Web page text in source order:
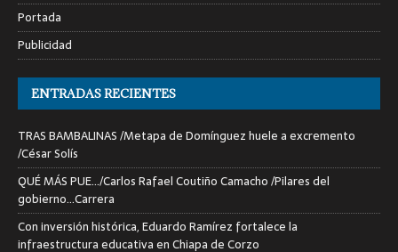
Portada
Publicidad
ENTRADAS RECIENTES
TRAS BAMBALINAS /Metapa de Domínguez huele a excremento
/César Solís
QUÉ MÁS PUE…/Carlos Rafael Coutiño Camacho /Pilares del
gobierno…Carrera
Con inversión histórica, Eduardo Ramírez fortalece la
infraestructura educativa en Chiapa de Corzo